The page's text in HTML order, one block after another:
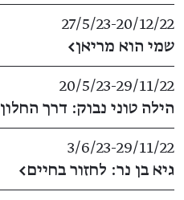
20/12/22
​-​
27/5/23
שמי הוא מריאן←
29/11/22
​-​
20/5/23
הילה טוני נבוק: דרך החלון
29/11/22
​-​
3/6/23
גיא בן נר: לחזור בחיים←